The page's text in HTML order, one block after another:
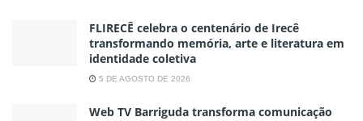
FLIRECÊ celebra o centenário de Irecê
transformando memória, arte e literatura em
identidade coletiva
5 DE AGOSTO DE 2026
Web TV Barriguda transforma comunicação